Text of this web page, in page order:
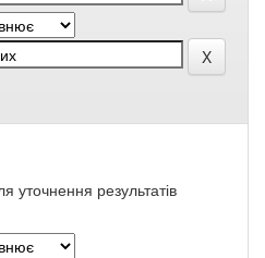
уточнення результатів